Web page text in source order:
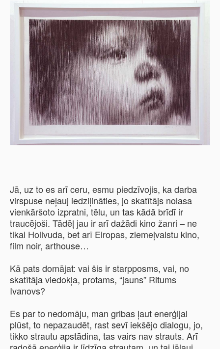
Jā, uz to es arī ceru, esmu piedzīvojis, ka darba
virspuse neļauj iedziļināties, jo skatītājs nolasa
vienkāršoto izpratni, tēlu, un tas kādā brīdī ir
traucējoši. Tādēļ jau ir arī dažādi kino žanri – ne
tikai Holivuda, bet arī Eiropas, ziemeļvalstu kino,
film noir, arthouse…
Kā pats domājat: vai šis ir starpposms, vai, no
skatītāja viedokļa, protams, “jauns” Ritums
Ivanovs?
Es par to nedomāju, man gribas ļaut enerģijai
plūst, to nepazaudēt, rast sevī iekšējo dialogu, jo,
tikko strautu apstādina, tas vairs nav strauts. Arī